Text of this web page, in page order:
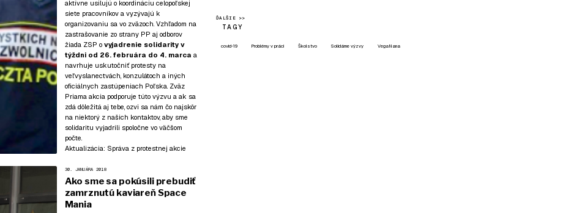
aktívne usilujú o koordináciu celopoľskej
siete pracovníkov a vyzývajú k
organizovaniu sa vo zväzoch. Vzhľadom na
zastrašovanie zo strany PP aj odborov
žiada ZSP o vyjadrenie solidarity v
týždni od 26. februára do 4. marca a
navrhuje uskutočniť protesty na
veľvyslanectvách, konzulátoch a iných
oficiálnych zastúpeniach Poľska. Zväz
Priama akcia podporuje túto výzvu a ak sa
zdá dôležitá aj tebe, ozvi sa nám čo najskôr
na niektorý z našich kontaktov, aby sme
solidaritu vyjadrili spoločne vo väčšom
počte.
Aktualizácia: Správa z protestnej akcie
30. JANUÁRA 2018
Ako sme sa pokúsili prebudiť
zamrznutú kaviareň Space
Mania
ĎALŠIE >>
TAGY
covid-19 Problémy v práci Školstvo Solidárne výzvy VegaNana